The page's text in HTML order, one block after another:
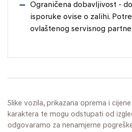
Ograničena dobavljivost -
isporuke ovise o zalihi.
ovlaštenog servisnog
Slike vozila, prikazana oprema i
karaktera te mogu odstupati od
odgovaramo za nenamjerne